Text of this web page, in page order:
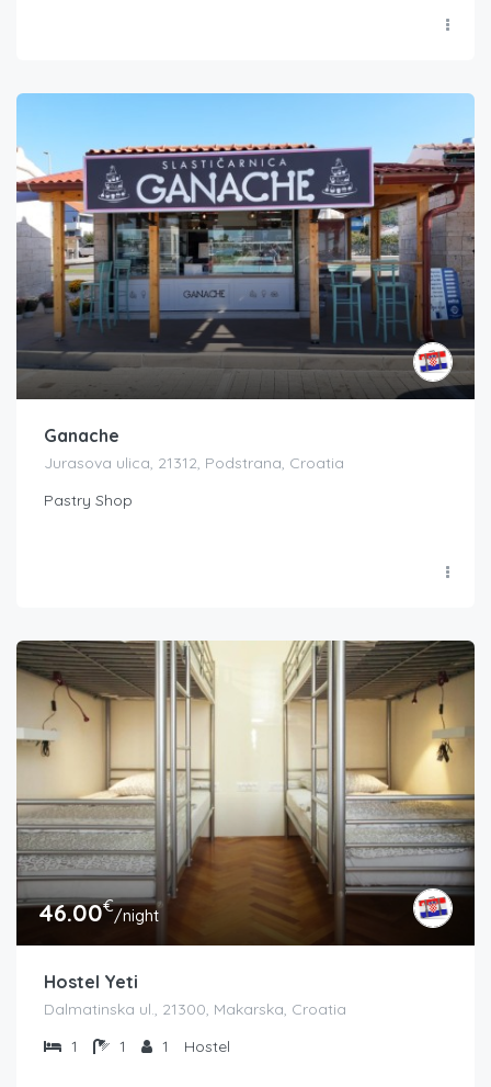
Ganache
Jurasova ulica, 21312, Podstrana, Croatia
Pastry Shop
46.00€/night
Hostel Yeti
Dalmatinska ul., 21300, Makarska, Croatia
1
1 1 Hostel